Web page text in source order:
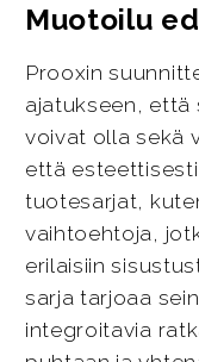
Muotoilu
Prooxin
ajatukseen,
voivat olla sekä
että
tuotesarjat,
vaihtoehtoja,
erilaisiin
sarja tarjoaa
integroitavia